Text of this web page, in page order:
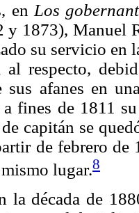
en Los
y 1873), Manuel
su servicio en
al respecto,
sus afanes en
a fines de 1811
capitán se
de febrero de
lugar.8
la década de